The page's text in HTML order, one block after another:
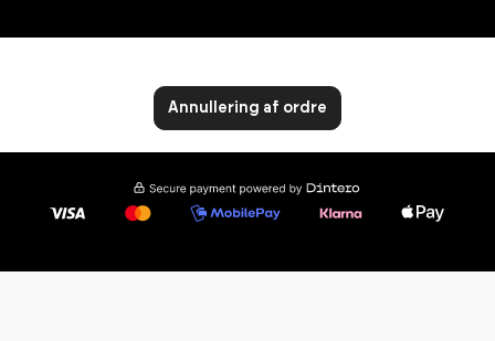
Annullering af ordre